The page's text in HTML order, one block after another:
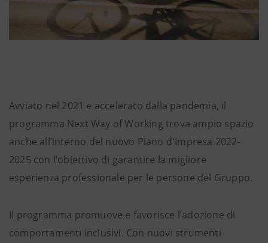
Avviato nel 2021 e accelerato dalla pandemia, il
programma Next Way of Working trova ampio spazio
anche all’interno del nuovo Piano d'Impresa 2022-
2025 con l’obiettivo di garantire la migliore
esperienza professionale per le persone del Gruppo.
Il programma promuove e favorisce l’adozione di
comportamenti inclusivi. Con nuovi strumenti